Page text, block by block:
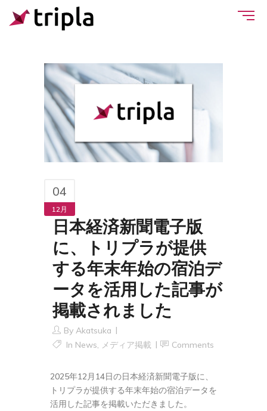
04
12月
日本経済新聞電子版
に、トリプラが提供
する年末年始の宿泊デ
ータを活用した記事が
掲載されました
By Akatsuka
In News, メディア掲載 Comments
2025年12月14日の日本経済新聞電子版に、
トリプラが提供する年末年始の宿泊データを
活用した記事を掲載いただきました。